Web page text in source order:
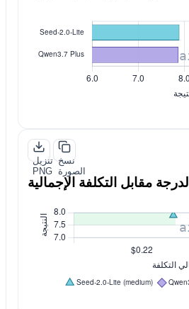
تنزيل
PNG
نسخ
الصورة
الدرجة مقابل التكلفة الإجمالية